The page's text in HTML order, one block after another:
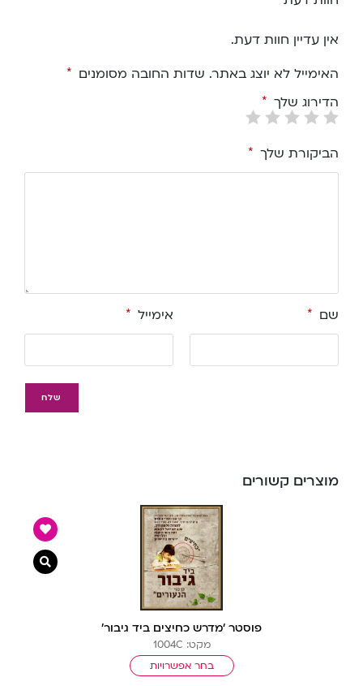
אין עדיין חוות דעת.
האימייל לא יוצג באתר. שדות החובה מסומנים *
הדירוג שלך *
הביקורת שלך *
שם * אימייל *
מוצרים קשורים
פוסטר ‘מדרש כחיצים ביד גיבור’
מקט: 1004C
בחר אפשרויות
צפייה